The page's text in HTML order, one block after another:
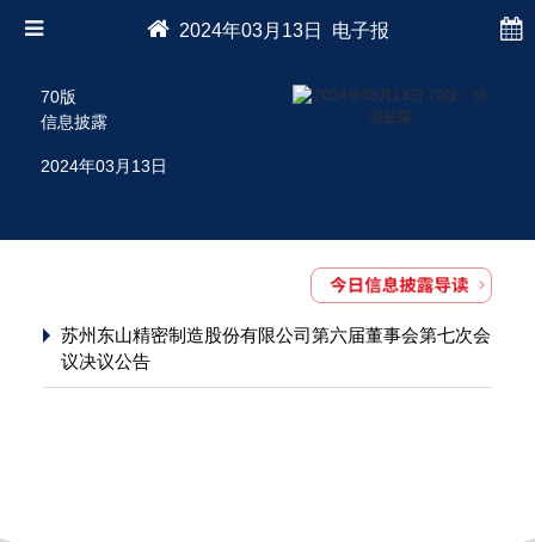
2024年03月13日 电子报
70版
信息披露
2024年03月13日
苏州东山精密制造股份有限公司第六届董事会第七次会
议决议公告